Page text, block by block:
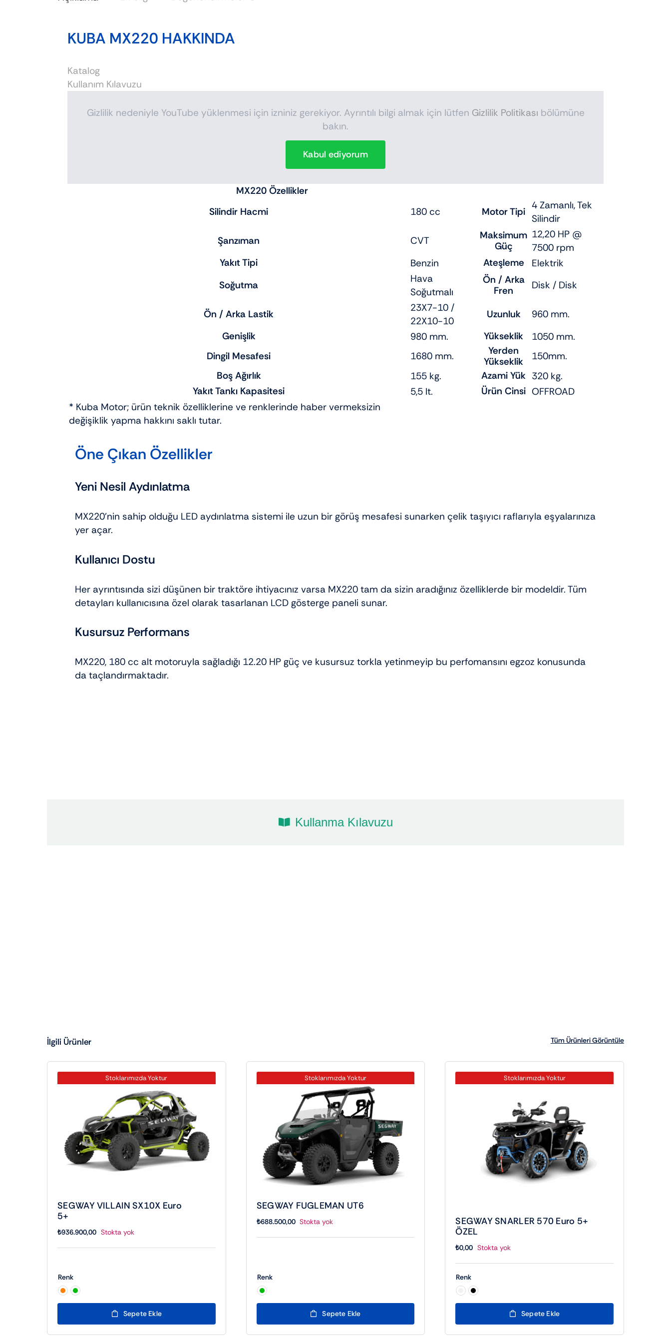
KUBA MX220 HAKKINDA
Katalog
Kullanım Kılavuzu
Gizlilik nedeniyle YouTube yüklenmesi için izniniz gerekiyor. Ayrıntılı bilgi almak için lütfen Gizlilik Politikası bölümüne
bakın.
Kabul ediyorum
MX220 Özellikler
Silindir Hacmi
180 cc Motor Tipi
4 Zamanlı, Tek
Silindir
Şanzıman
CVT
Maksimum
Güç
12,20 HP @
7500 rpm
Yakıt Tipi
Benzin Ateşleme
Elektrik
Soğutma
Hava
Soğutmalı
Ön / Arka
Fren
Disk / Disk
Ön / Arka Lastik
23X7-10 /
22X10-10
Uzunluk
960 mm.
Genişlik
980 mm. Yükseklik
1050 mm.
Dingil Mesafesi
1680 mm.
Yerden
Yükseklik
150mm.
Boş Ağırlık
155 kg. Azami Yük 320 kg.
Yakıt Tankı Kapasitesi
5,5 lt. Ürün Cinsi OFFROAD
* Kuba Motor; ürün teknik özelliklerine ve renklerinde haber vermeksizin
değişiklik yapma hakkını saklı tutar.
Öne Çıkan Özellikler
Yeni Nesil Aydınlatma
MX220’nin sahip olduğu LED aydınlatma sistemi ile uzun bir görüş mesafesi sunarken çelik taşıyıcı raflarıyla eşyalarınıza
yer açar.
Kullanıcı Dostu
Her ayrıntısında sizi düşünen bir traktöre ihtiyacınız varsa MX220 tam da sizin aradığınız özelliklerde bir modeldir. Tüm
detayları kullanıcısına özel olarak tasarlanan LCD gösterge paneli sunar.
Kusursuz Performans
MX220, 180 cc alt motoruyla sağladığı 12.20 HP güç ve kusursuz torkla yetinmeyip bu perfomansını egzoz konusunda
da taçlandırmaktadır.
Kullanma Kılavuzu
İlgili Ürünler Tüm Ürünleri Görüntüle
Stoklarımızda Yoktur
SEGWAY VILLAIN SX10X Euro
5+
₺936.900,00 Stokta yok
Renk
Sepete Ekle
Stoklarımızda Yoktur
SEGWAY FUGLEMAN UT6
₺688.500,00 Stokta yok
Renk
Sepete Ekle
Stoklarımızda Yoktur
SEGWAY SNARLER 570 Euro 5+
ÖZEL
₺0,00 Stokta yok
Renk
Sepete Ekle